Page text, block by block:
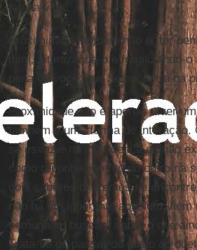
minha vida!”.
Proximidade também não é “ter
mim, vitimizando-o e fragilizando-o
pena de você, que se encontra na
Proximidade não é apenas viver
também é uma forma de
se esvazie na indiferença ou não
como reconhecimento do outro na
dois saberes diferentes se
não há um ignorante absoluto,
comunhão, buscam saber o que
Trata-se de passar do duelo ao